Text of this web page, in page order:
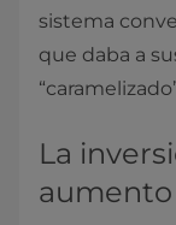
sistema
que daba a
La
aumento